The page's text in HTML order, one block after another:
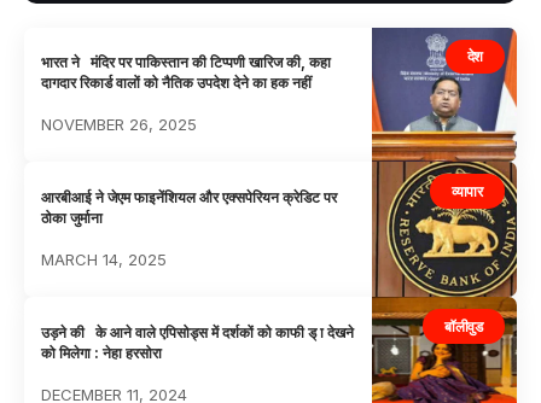
देश
भारत ने मंदिर पर पाकिस्तान की टिप्पणी खारिज की, कहा
दागदार रिकार्ड वालों को नैतिक उपदेश देने का हक नहीं
NOVEMBER 26, 2025
व्यापार
आरबीआई ने जेएम फाइनेंशियल और एक्सपेरियन क्रेडिट पर
ठोका जुर्माना
MARCH 14, 2025
बॉलीवुड
उड़ने की के आने वाले एपिसोड्स में दर्शकों को काफी ड् ा देखने
को मिलेगा : नेहा हरसोरा
DECEMBER 11, 2024